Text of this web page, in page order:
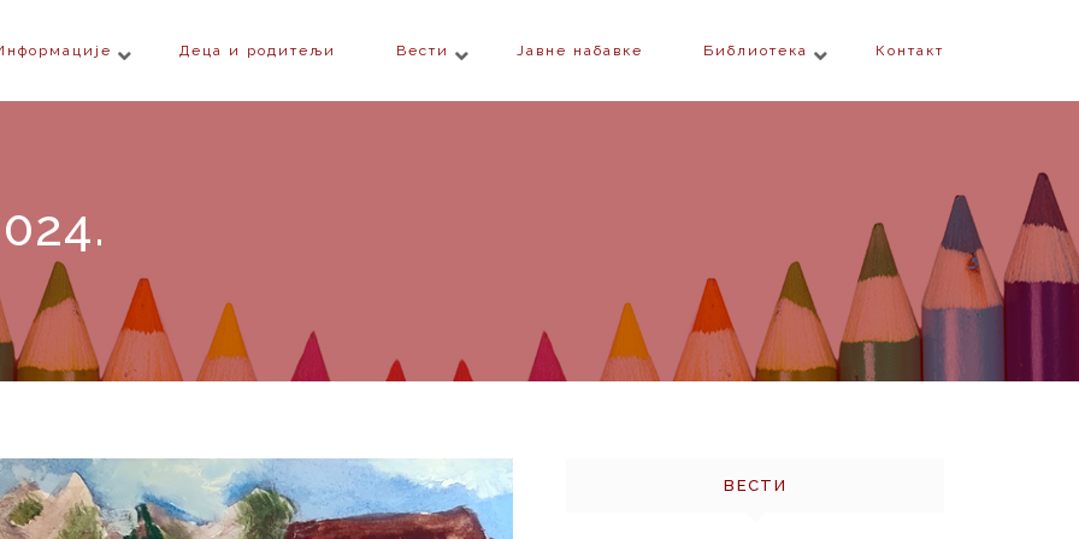
Деца и родитељи Вести Јавне набавке Библиотека Контакт
ВЕСТИ